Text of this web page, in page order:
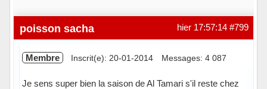
#799
hier 17:57:14
poisson sacha
Membre Inscrit(e): 20-01-2014 Messages: 4 087
Je sens super bien la saison de Al Tamari s'il reste chez